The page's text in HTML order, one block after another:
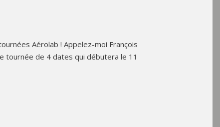
Aérolab ! Appelez-moi François
tournée de 4 dates qui débutera le 11